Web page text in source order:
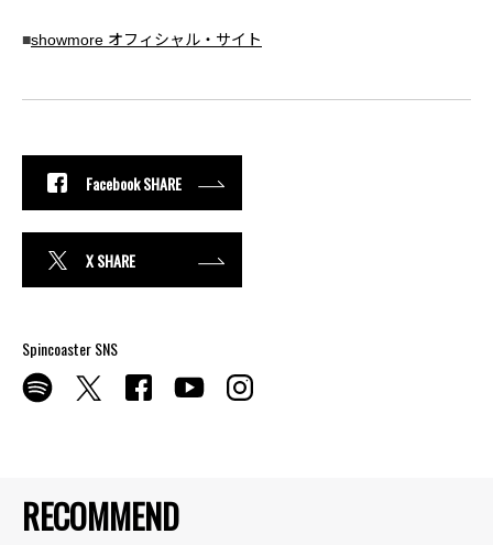
RECOMMEND
■showmore オフィシャル・サイト
Facebook SHARE
X SHARE
Spincoaster SNS